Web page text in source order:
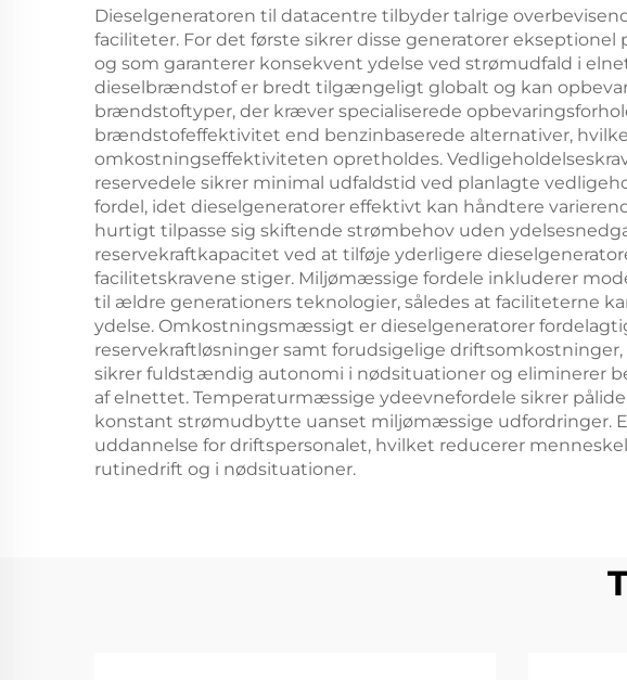
Dieselgeneratoren til datacentre tilbyder talrige
faciliteter. For det første sikrer disse generatorer
og som garanterer konsekvent ydelse ved strømudfald i
dieselbrændstof er bredt tilgængeligt globalt og kan
brændstoftyper, der kræver specialiserede
brændstofeffektivitet end benzinbaserede alternativer,
omkostningseffektiviteten opretholdes.
reservedele sikrer minimal udfaldstid ved planlagte
fordel, idet dieselgeneratorer effektivt kan håndtere
hurtigt tilpasse sig skiftende strømbehov uden
reservekraftkapacitet ved at tilføje yderligere
facilitetskravene stiger. Miljømæssige fordele inkluderer
til ældre generationers teknologier, således at faciliteterne
ydelse. Omkostningsmæssigt er dieselgeneratorer
reservekraftløsninger samt forudsigelige
sikrer fuldstændig autonomi i nødsituationer og eliminerer
af elnettet. Temperaturmæssige ydeevnefordele sikrer
konstant strømudbytte uanset miljømæssige udfordringer.
uddannelse for driftspersonalet, hvilket reducerer
rutinedrift og i nødsituationer.